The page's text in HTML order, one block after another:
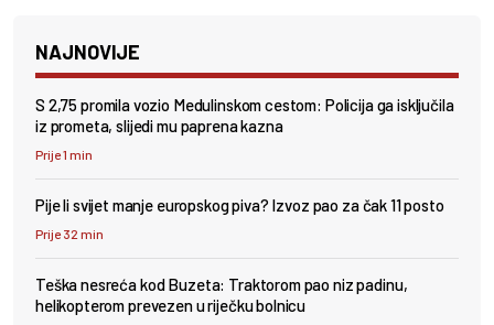
NAJNOVIJE
S 2,75 promila vozio Medulinskom cestom: Policija ga isključila
iz prometa, slijedi mu paprena kazna
Prije 1 min
Pije li svijet manje europskog piva? Izvoz pao za čak 11 posto
Prije 32 min
Teška nesreća kod Buzeta: Traktorom pao niz padinu,
helikopterom prevezen u riječku bolnicu